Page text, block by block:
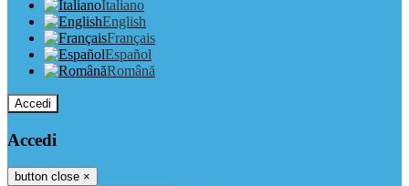
Italiano
English
Français
Español
Română
Accedi
Accedi
button close ×